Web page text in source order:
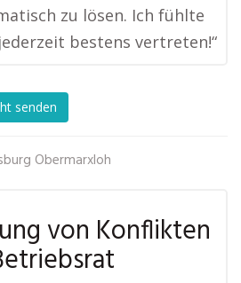
zu lösen. Ich fühlte
bestens vertreten!“
senden
Obermarxloh
von Konflikten